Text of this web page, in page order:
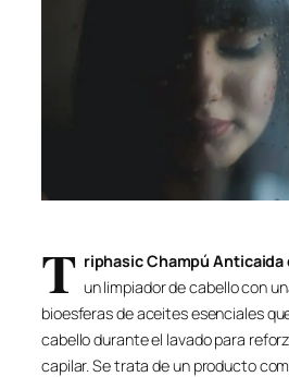
T riphasic Champú
un limpiador de cabello con
bioesferas de aceites esenciales
cabello durante el lavado para
capilar. Se trata de un producto